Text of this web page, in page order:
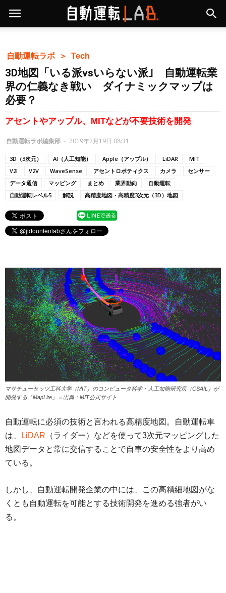
自動運転ラボ ＞ Tech
3D地図「いる派vsいらない派｣ 自動運転業
界の仁義なき戦い ダイナミックマップは
必要？
アセントやアップル、MITなどが不要技術を開発
自動運転ラボ編集部 - 2019年2月19日 08:31
3D（3次元） AI（人工知能） Apple（アップル） LiDAR
MIT
V2I
V2V WaveSense アセントロボティクス カメラ
センサー
データ通信
マッピング まとめ 業界動向
自動運転
自動運転レベル5
解説 高精度地図・高精度3次元（3D）地図
マサチューセッツ工科大学（MIT）のコンピュータ科学・人工知能研究所（CSAIL）が
開発する「MapLite」＝出典：MIT公式サイト
自動運転に必須の技術と言われる高精度地図。自動運転車
は、
LiDAR （ライダー）などを使って3次元マッピングした
地図データと常に交信することで自車の安全性をより高め
ている。
しかし、自動運転開発企業の中には、この高精細地図がな
くとも自動運転を可能とする技術開発を進める強者がい
る。